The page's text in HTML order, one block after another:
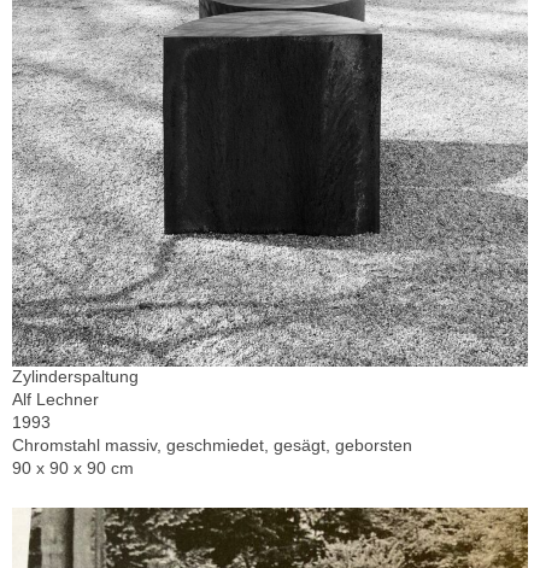
Zylinderspaltung
Alf Lechner
1993
Chromstahl massiv, geschmiedet, gesägt, geborsten
90 x 90 x 90 cm